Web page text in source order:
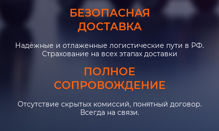
БЕЗОПАСНАЯ
ДОСТАВКА
Надёжные и отлаженные логистические пути в РФ.
Страхование на всех этапах доставки
ПОЛНОЕ
СОПРОВОЖДЕНИЕ
Отсутствие скрытых комиссий, понятный договор.
Всегда на связи.